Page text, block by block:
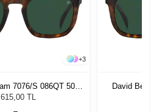
+3
7076/S 086QT 50
Güneş Gözlüğü
TL
David